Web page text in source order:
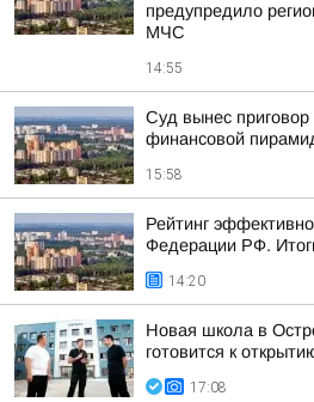
предупредило
МЧС
14:55
Суд вынес приговор
финансовой
15:58
Рейтинг
Федерации РФ.
14:20
Новая школа в
готовится к
17:08